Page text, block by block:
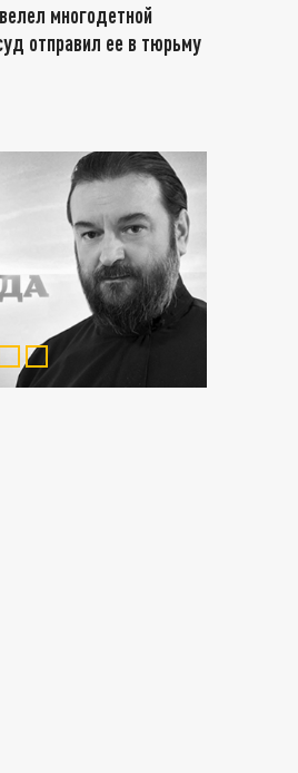
многодетной
отправил ее в тюрьму